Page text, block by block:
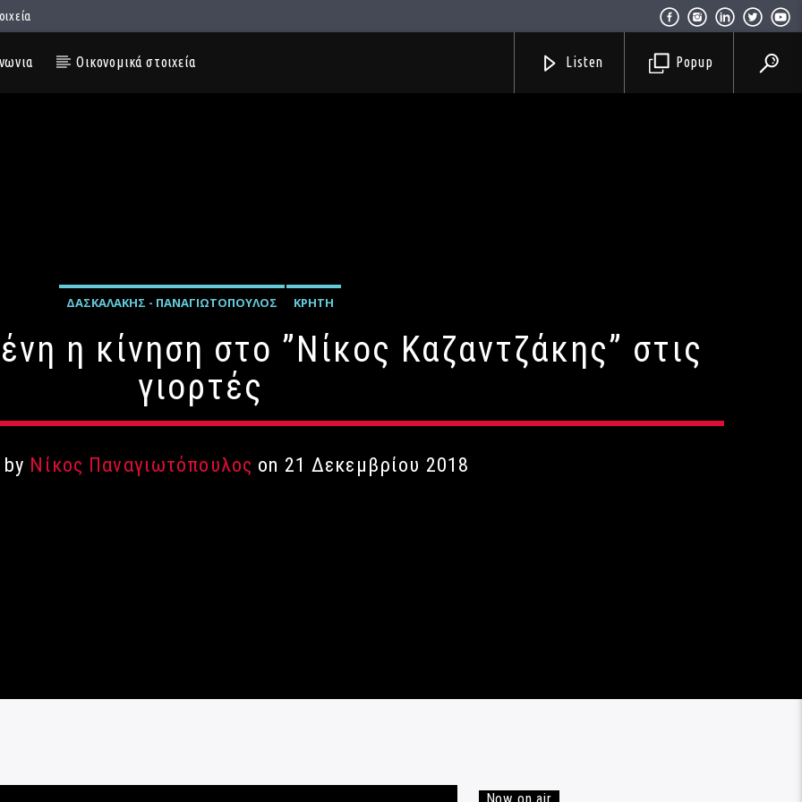
Οικονομικά στοιχεία Popup
Listen
ΔΑΣΚΑΛΆΚΗΣ - ΠΑΝΑΓΙΩΤΌΠΟΥΛΟΣ ΚΡΉΤΗ
η κίνηση στο ”Νίκος Καζαντζάκης” στις
γιορτές
Νίκος Παναγιωτόπουλος on 21 Δεκεμβρίου 2018